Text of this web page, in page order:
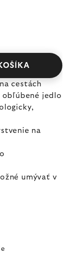
cestách
obľúbené jedlo
na
umývať v